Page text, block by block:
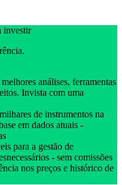
investir
análises, ferramentas
Invista com uma
de instrumentos na
em dados atuais -
para a gestão de
- sem comissões
nos preços e histórico de